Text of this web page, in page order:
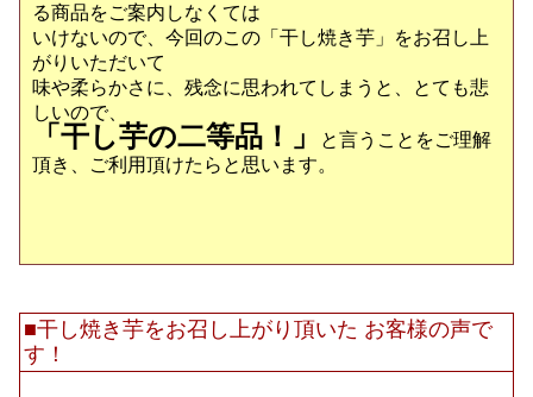
る商品をご案内しなくては
いけないので、今回のこの「干し焼き芋」をお召し上
がりいただいて
味や柔らかさに、残念に思われてしまうと、とても悲
しいので、
「干し芋の二等品！」
と言うことをご理解
頂き、ご利用頂けたらと思います。
■干し焼き芋をお召し上がり頂いた お客様の声で
す！